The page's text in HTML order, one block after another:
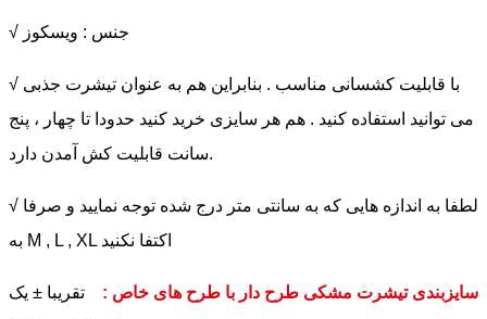
√ جنس : ویسکوز
√ با قابلیت کشسانی مناسب . بنابراین هم به عنوان تیشرت جذبی
می توانید استفاده کنید . هم هر سایزی خرید کنید حدودا تا چهار ، پنج
سانت قابلیت کش آمدن دارد.
√ لطفا به اندازه هایی که به سانتی متر درج شده توجه نمایید و صرفا
به M , L , XL اکتفا نکنید
سایزبندی تیشرت مشکی طرح دار با طرح های خاص :
تقریبا ± یک